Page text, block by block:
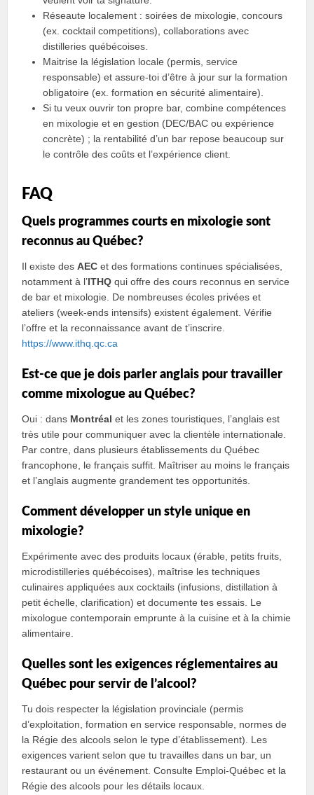
Réseaute localement : soirées de mixologie, concours
(ex. cocktail competitions), collaborations avec
distilleries québécoises.
Maitrise la législation locale (permis, service
responsable) et assure‑toi d’être à jour sur la formation
obligatoire (ex. formation en sécurité alimentaire).
Si tu veux ouvrir ton propre bar, combine compétences
en mixologie et en gestion (DEC/BAC ou expérience
concrète) ; la rentabilité d’un bar repose beaucoup sur
le contrôle des coûts et l’expérience client.
FAQ
Quels programmes courts en mixologie sont
reconnus au Québec?
Il existe desAEC et des formations continues spécialisées,
notamment à l’ITHQ qui offre des cours reconnus en service
de bar et mixologie. De nombreuses écoles privées et
ateliers (week‑ends intensifs) existent également. Vérifie
l’offre et la reconnaissance avant de t’inscrire.
https://www.ithq.qc.ca
Est‑ce que je dois parler anglais pour travailler
comme mixologue au Québec?
Oui : dans Montréal et les zones touristiques, l’anglais est
très utile pour communiquer avec la clientèle internationale.
Par contre, dans plusieurs établissements du Québec
francophone, le français suffit. Maîtriser au moins le français
et l’anglais augmente grandement tes opportunités.
Comment développer un style unique en
mixologie?
Expérimente avec des produits locaux (érable, petits fruits,
microdistilleries québécoises), maîtrise les techniques
culinaires appliquées aux cocktails (infusions, distillation à
petit échelle, clarification) et documente tes essais. Le
mixologue contemporain emprunte à la cuisine et à la chimie
alimentaire.
Quelles sont les exigences réglementaires au
Québec pour servir de l’alcool?
Tu dois respecter la législation provinciale (permis
d’exploitation, formation en service responsable, normes de
la Régie des alcools selon le type d’établissement). Les
exigences varient selon que tu travailles dans un bar, un
restaurant ou un événement. Consulte Emploi‑Québec et la
Régie des alcools pour les détails locaux.